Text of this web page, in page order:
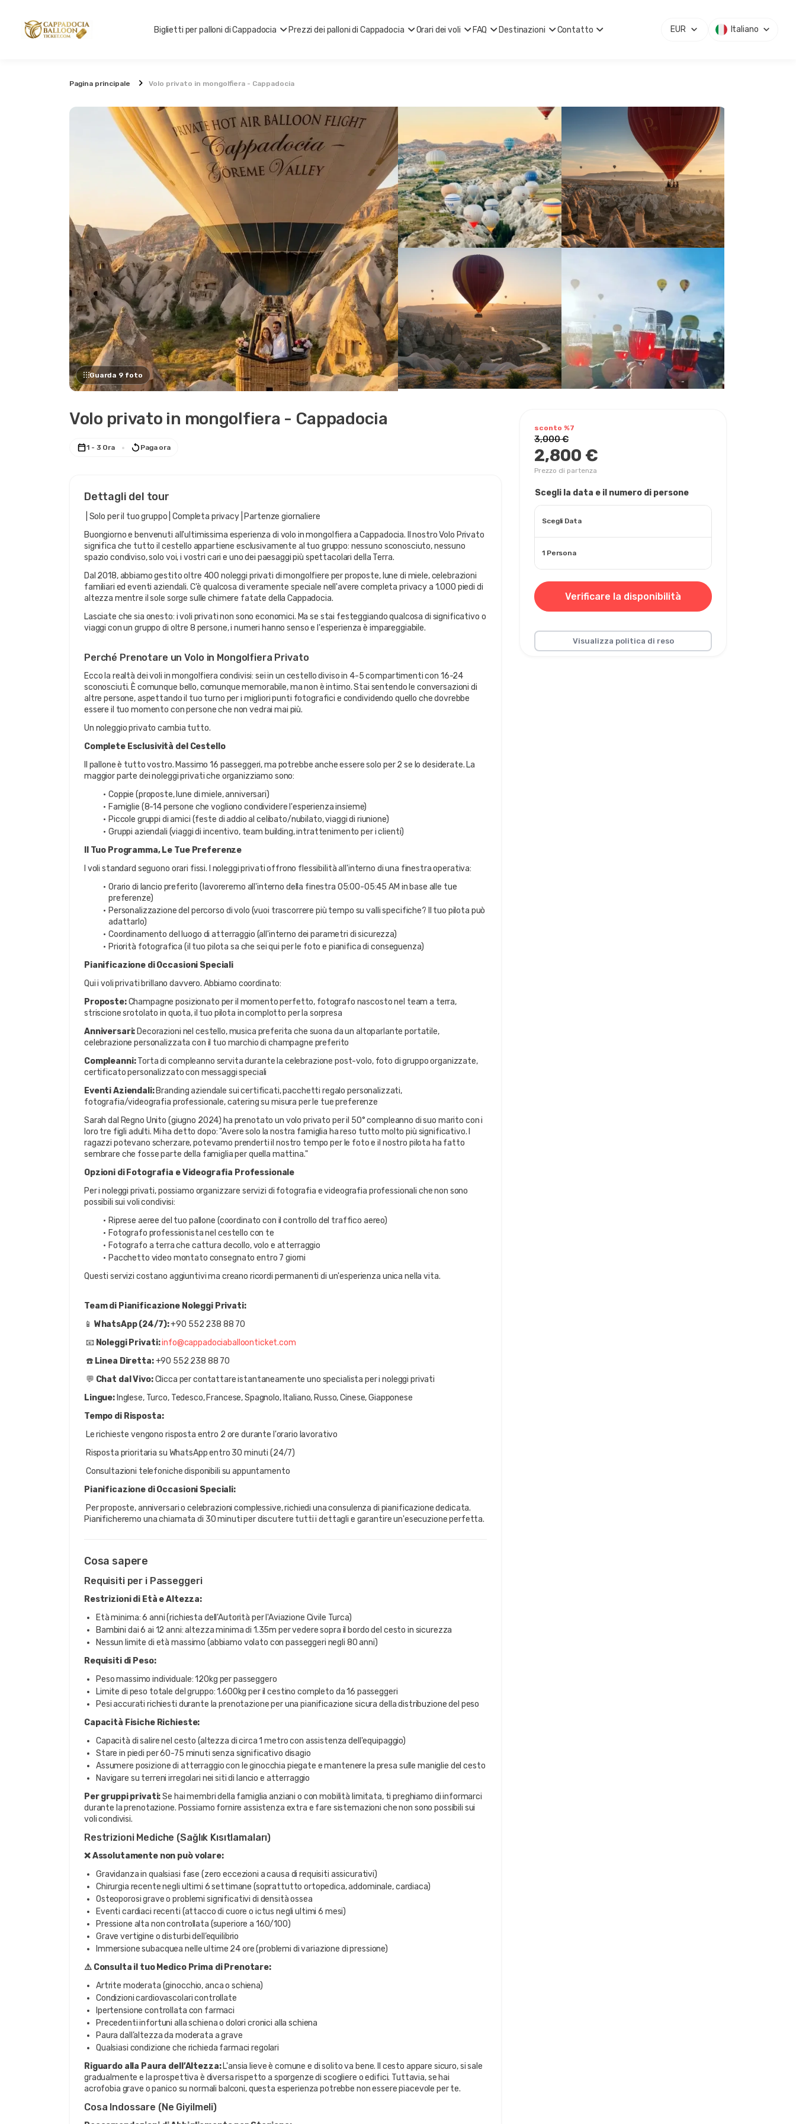
Biglietti per palloni di Cappadocia Prezzi dei palloni di Cappadocia Orari dei voli FAQ Destinazioni Contatto EUR Italiano
Pagina principale Volo privato in mongolfiera - Cappadocia
Guarda 9 foto
Volo privato in mongolfiera - Cappadocia
1 - 3 Ora Paga ora
Dettagli del tour
| Solo per il tuo gruppo | Completa privacy | Partenze giornaliere
Buongiorno e benvenuti all'ultimissima esperienza di volo in mongolfiera a Cappadocia. Il nostro Volo Privato
significa che tutto il cestello appartiene esclusivamente al tuo gruppo: nessuno sconosciuto, nessuno
spazio condiviso, solo voi, i vostri cari e uno dei paesaggi più spettacolari della Terra.
Dal 2018, abbiamo gestito oltre 400 noleggi privati di mongolfiere per proposte, lune di miele, celebrazioni
familiari ed eventi aziendali. C'è qualcosa di veramente speciale nell'avere completa privacy a 1.000 piedi di
altezza mentre il sole sorge sulle chimere fatate della Cappadocia.
Lasciate che sia onesto: i voli privati non sono economici. Ma se stai festeggiando qualcosa di significativo o
viaggi con un gruppo di oltre 8 persone, i numeri hanno senso e l'esperienza è impareggiabile.
Perché Prenotare un Volo in Mongolfiera Privato
Ecco la realtà dei voli in mongolfiera condivisi: sei in un cestello diviso in 4-5 compartimenti con 16-24
sconosciuti. È comunque bello, comunque memorabile, ma non è intimo. Stai sentendo le conversazioni di
altre persone, aspettando il tuo turno per i migliori punti fotografici e condividendo quello che dovrebbe
essere il tuo momento con persone che non vedrai mai più.
Un noleggio privato cambia tutto.
Complete Esclusività del Cestello
Il pallone è tutto vostro. Massimo 16 passeggeri, ma potrebbe anche essere solo per 2 se lo desiderate. La
maggior parte dei noleggi privati che organizziamo sono:
Coppie (proposte, lune di miele, anniversari)
Famiglie (8-14 persone che vogliono condividere l'esperienza insieme)
Piccole gruppi di amici (feste di addio al celibato/nubilato, viaggi di riunione)
Gruppi aziendali (viaggi di incentivo, team building, intrattenimento per i clienti)
Il Tuo Programma, Le Tue Preferenze
I voli standard seguono orari fissi. I noleggi privati offrono flessibilità all'interno di una finestra operativa:
Orario di lancio preferito (lavoreremo all'interno della finestra 05:00-05:45 AM in base alle tue
preferenze)
Personalizzazione del percorso di volo (vuoi trascorrere più tempo su valli specifiche? Il tuo pilota può
adattarlo)
Coordinamento del luogo di atterraggio (all'interno dei parametri di sicurezza)
Priorità fotografica (il tuo pilota sa che sei qui per le foto e pianifica di conseguenza)
Pianificazione di Occasioni Speciali
Qui i voli privati brillano davvero. Abbiamo coordinato:
Proposte: Champagne posizionato per il momento perfetto, fotografo nascosto nel team a terra,
striscione srotolato in quota, il tuo pilota in complotto per la sorpresa
Anniversari: Decorazioni nel cestello, musica preferita che suona da un altoparlante portatile,
celebrazione personalizzata con il tuo marchio di champagne preferito
Compleanni: Torta di compleanno servita durante la celebrazione post-volo, foto di gruppo organizzate,
certificato personalizzato con messaggi speciali
Eventi Aziendali: Branding aziendale sui certificati, pacchetti regalo personalizzati,
fotografia/videografia professionale, catering su misura per le tue preferenze
Sarah dal Regno Unito (giugno 2024) ha prenotato un volo privato per il 50° compleanno di suo marito con i
loro tre figli adulti. Mi ha detto dopo: "Avere solo la nostra famiglia ha reso tutto molto più significativo. I
ragazzi potevano scherzare, potevamo prenderti il ​​nostro tempo per le foto e il nostro pilota ha fatto
sembrare che fosse parte della famiglia per quella mattina."
Opzioni di Fotografia e Videografia Professionale
Per i noleggi privati, possiamo organizzare servizi di fotografia e videografia professionali che non sono
possibili sui voli condivisi:
Riprese aeree del tuo pallone (coordinato con il controllo del traffico aereo)
Fotografo professionista nel cestello con te
Fotografo a terra che cattura decollo, volo e atterraggio
Pacchetto video montato consegnato entro 7 giorni
Questi servizi costano aggiuntivi ma creano ricordi permanenti di un'esperienza unica nella vita.
Team di Pianificazione Noleggi Privati:
📱 WhatsApp (24/7): +90 552 238 88 70
📧 Noleggi Privati:info@cappadociaballoonticket.com
☎️ Linea Diretta: +90 552 238 88 70
💬 Chat dal Vivo: Clicca per contattare istantaneamente uno specialista per i noleggi privati
Lingue: Inglese, Turco, Tedesco, Francese, Spagnolo, Italiano, Russo, Cinese, Giapponese
Tempo di Risposta:
Le richieste vengono risposta entro 2 ore durante l'orario lavorativo
Risposta prioritaria su WhatsApp entro 30 minuti (24/7)
Consultazioni telefoniche disponibili su appuntamento
Pianificazione di Occasioni Speciali:
Pianificheremo una chiamata di 30 minuti per discutere tutti i dettagli e garantire un'esecuzione perfetta.
Cosa sapere
Requisiti per i Passeggeri
Restrizioni di Età e Altezza:
Età minima: 6 anni (richiesta dell’Autorità per l'Aviazione Civile Turca)
Bambini dai 6 ai 12 anni: altezza minima di 1.35m per vedere sopra il bordo del cesto in sicurezza
Nessun limite di età massimo (abbiamo volato con passeggeri negli 80 anni)
Requisiti di Peso:
Peso massimo individuale: 120kg per passeggero
Limite di peso totale del gruppo: 1.600kg per il cestino completo da 16 passeggeri
Pesi accurati richiesti durante la prenotazione per una pianificazione sicura della distribuzione del peso
Capacità Fisiche Richieste:
Capacità di salire nel cesto (altezza di circa 1 metro con assistenza dell'equipaggio)
Stare in piedi per 60-75 minuti senza significativo disagio
Assumere posizione di atterraggio con le ginocchia piegate e mantenere la presa sulle maniglie del cesto
Navigare su terreni irregolari nei siti di lancio e atterraggio
Per gruppi privati:Se hai membri della famiglia anziani o con mobilità limitata, ti preghiamo di informarci
durante la prenotazione. Possiamo fornire assistenza extra e fare sistemazioni che non sono possibili sui
voli condivisi.
Restrizioni Mediche (Sağlık Kısıtlamaları)
❌ Assolutamente non può volare:
Gravidanza in qualsiasi fase (zero eccezioni a causa di requisiti assicurativi)
Chirurgia recente negli ultimi 6 settimane (soprattutto ortopedica, addominale, cardiaca)
Osteoporosi grave o problemi significativi di densità ossea
Eventi cardiaci recenti (attacco di cuore o ictus negli ultimi 6 mesi)
Pressione alta non controllata (superiore a 160/100)
Grave vertigine o disturbi dell’equilibrio
Immersione subacquea nelle ultime 24 ore (problemi di variazione di pressione)
⚠️ Consulta il tuo Medico Prima di Prenotare:
Artrite moderata (ginocchio, anca o schiena)
Condizioni cardiovascolari controllate
Ipertensione controllata con farmaci
Precedenti infortuni alla schiena o dolori cronici alla schiena
Paura dall’altezza da moderata a grave
Qualsiasi condizione che richieda farmaci regolari
Riguardo alla Paura dell’Altezza:L'ansia lieve è comune e di solito va bene. Il cesto appare sicuro, si sale
gradualmente e la prospettiva è diversa rispetto a sporgenze di scogliere o edifici. Tuttavia, se hai
acrofobia grave o panico su normali balconi, questa esperienza potrebbe non essere piacevole per te.
Cosa Indossare (Ne Giyilmeli)
sconto %7
3,000 €
2,800 €
Prezzo di partenza
Scegli la data e il numero di persone
Scegli Data
1 Persona
Verificare la disponibilità
Visualizza politica di reso